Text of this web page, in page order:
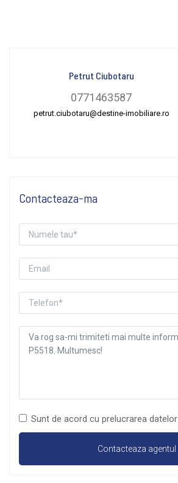
Petrut Ciubotaru
0771463587
petrut.ciubotaru@destine-imobiliare.ro
Contacteaza-ma
Sunt de acord cu prelucrarea datelor